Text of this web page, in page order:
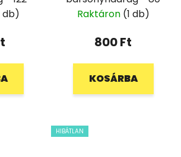
db)
Raktáron (1 db)
800 Ft
KOSÁRBA
HIBÁTLAN